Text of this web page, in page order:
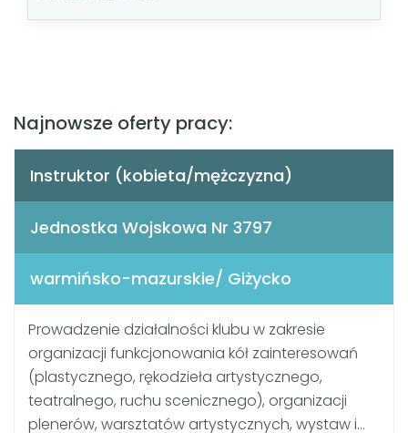
Najnowsze oferty pracy:
Instruktor (kobieta/mężczyzna)
Jednostka Wojskowa Nr 3797
warmińsko-mazurskie/ Giżycko
Prowadzenie działalności klubu w zakresie
organizacji funkcjonowania kół zainteresowań
(plastycznego, rękodzieła artystycznego,
teatralnego, ruchu scenicznego), organizacji
plenerów, warsztatów artystycznych, wystaw i...